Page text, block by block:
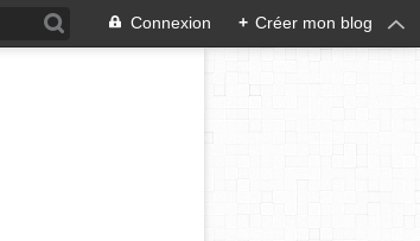
Connexion + Créer mon blog